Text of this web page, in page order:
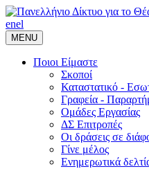
enel
MENU
Ποιοι Είμαστε
Σκοποί
Καταστατικό -
Γραφεία -
Ομάδες Εργασίας
ΔΣ Επιτροπές
Οι δράσεις σε
Γίνε μέλος
Ενημερωτικά